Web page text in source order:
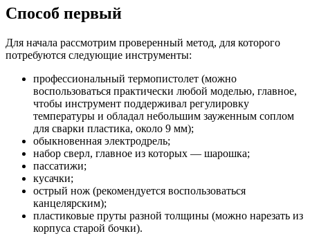
Способ первый
Для начала рассмотрим проверенный метод, для которого
потребуются следующие инструменты:
профессиональный термопистолет (можно
воспользоваться практически любой моделью, главное,
чтобы инструмент поддерживал регулировку
температуры и обладал небольшим зауженным соплом
для сварки пластика, около 9 мм);
обыкновенная электродрель;
набор сверл, главное из которых — шарошка;
пассатижи;
кусачки;
острый нож (рекомендуется воспользоваться
канцелярским);
пластиковые пруты разной толщины (можно нарезать из
корпуса старой бочки).